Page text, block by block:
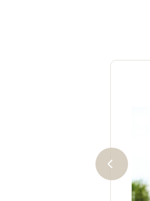
、論述や面接もありませ
上の得点。満点を狙う必要